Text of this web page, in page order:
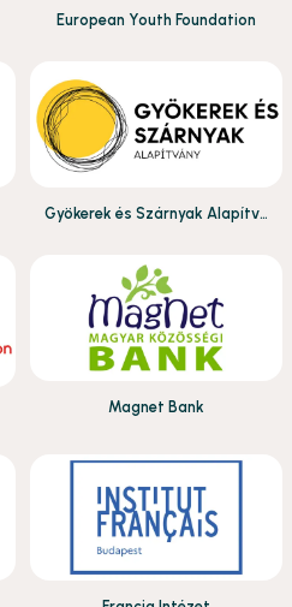
European Youth Foundation
Gyökerek és Szárnyak Alapítv
Magnet Bank